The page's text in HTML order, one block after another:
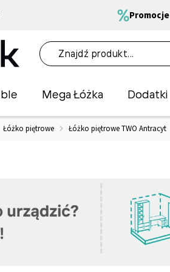
Promocje
Mega Łóżka Dodatki
Łóżko piętrowe Łóżko piętrowe TWO Antracyt